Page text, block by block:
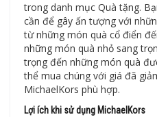
trong danh mục Quà tặng.
cần để gây ấn tượng với
từ những món quà cổ điển
những món quà nhỏ sang
trọng đến những món quà
thể mua chúng với giá đã
MichaelKors phù hợp.
Lợi ích khi sử dụng MichaelKors